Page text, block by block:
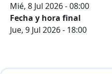
Mié, 8 Jul 2026 - 08:00
Fecha y hora final
Jue, 9 Jul 2026 - 18:00